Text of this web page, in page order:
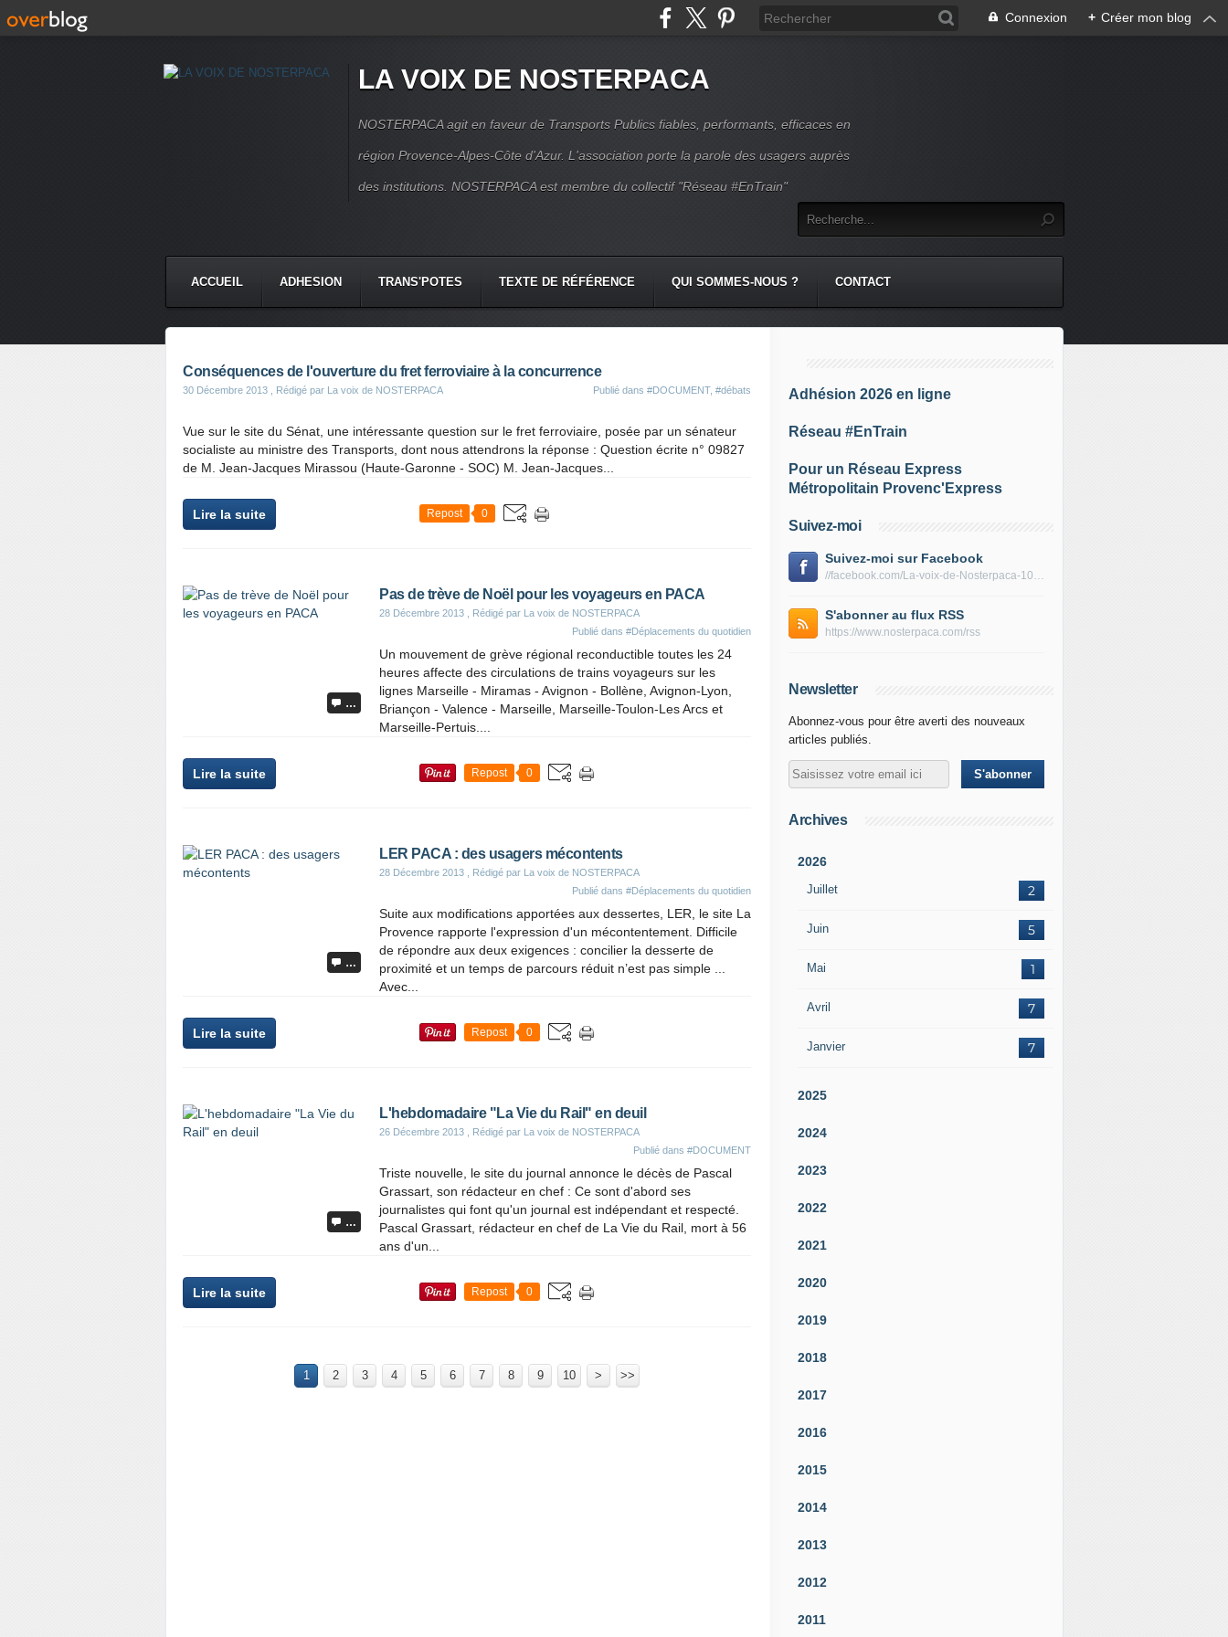
Connexion + Créer mon blog
LA VOIX DE NOSTERPACA
NOSTERPACA agit en faveur de Transports Publics fiables, performants, efficaces en
région Provence-Alpes-Côte d'Azur. L'association porte la parole des usagers auprès
des institutions. NOSTERPACA est membre du collectif "Réseau #EnTrain"
ACCUEIL ADHESION TRANS'POTES TEXTE DE RÉFÉRENCE QUI SOMMES-NOUS ? CONTACT
Conséquences de l'ouverture du fret ferroviaire à la concurrence
30 Décembre 2013 , Rédigé par La voix de NOSTERPACA Publié dans #DOCUMENT, #débats
Vue sur le site du Sénat, une intéressante question sur le fret ferroviaire, posée par un sénateur
socialiste au ministre des Transports, dont nous attendrons la réponse : Question écrite n° 09827
de M. Jean-Jacques Mirassou (Haute-Garonne - SOC) M. Jean-Jacques...
Lire la suite Repost 0
…
Pas de trève de Noël pour les voyageurs en PACA
28 Décembre 2013 , Rédigé par La voix de NOSTERPACA
Publié dans #Déplacements du quotidien
Un mouvement de grève régional reconductible toutes les 24
heures affecte des circulations de trains voyageurs sur les
lignes Marseille - Miramas - Avignon - Bollène, Avignon-Lyon,
Briançon - Valence - Marseille, Marseille-Toulon-Les Arcs et
Marseille-Pertuis....
Lire la suite Repost 0
…
LER PACA : des usagers mécontents
28 Décembre 2013 , Rédigé par La voix de NOSTERPACA
Publié dans #Déplacements du quotidien
Suite aux modifications apportées aux dessertes, LER, le site La
Provence rapporte l'expression d'un mécontentement. Difficile
de répondre aux deux exigences : concilier la desserte de
proximité et un temps de parcours réduit n’est pas simple ...
Avec...
Lire la suite Repost 0
…
L'hebdomadaire "La Vie du Rail" en deuil
26 Décembre 2013 , Rédigé par La voix de NOSTERPACA
Publié dans #DOCUMENT
Triste nouvelle, le site du journal annonce le décès de Pascal
Grassart, son rédacteur en chef : Ce sont d'abord ses
journalistes qui font qu'un journal est indépendant et respecté.
Pascal Grassart, rédacteur en chef de La Vie du Rail, mort à 56
ans d'un...
Lire la suite Repost 0
1 2 3 4 5 6 7 8 9 10 > >>
Adhésion 2026 en ligne
Réseau #EnTrain
Pour un Réseau Express
Métropolitain Provenc'Express
Suivez-moi
Suivez-moi sur Facebook
//facebook.com/La-voix-de-Nosterpaca-106434384284735
S'abonner au flux RSS
https://www.nosterpaca.com/rss
Newsletter
Abonnez-vous pour être averti des nouveaux
articles publiés.
Archives
2026
Juillet 2
Juin 5
Mai 1
Avril 7
Janvier 7
2025
2024
2023
2022
2021
2020
2019
2018
2017
2016
2015
2014
2013
2012
2011